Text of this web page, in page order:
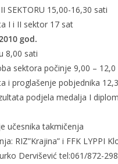
SEKTORU 15,00-16,30 sati
I i II sektor 17 sat
god.
8,00 sati
sektora počinje 9,00 – 12,0
i proglašenje pobjednika
podjela medalja I
učesnika takmičenja
RIZ”Krajina” i FFK LYPPI
Dervišević tel:061/872-